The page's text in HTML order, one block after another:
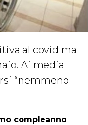
al covid ma
Ai media
“nemmeno
compleanno